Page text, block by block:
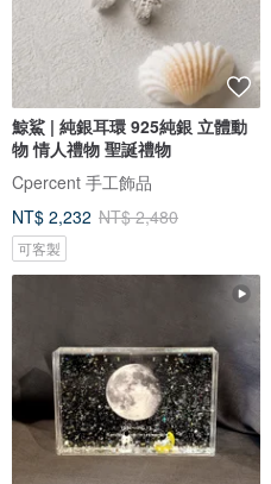
鯨鯊 | 純銀耳環 925純銀 立體動
物 情人禮物 聖誕禮物
Cpercent 手工飾品
NT$ 2,232 NT$ 2,480
可客製